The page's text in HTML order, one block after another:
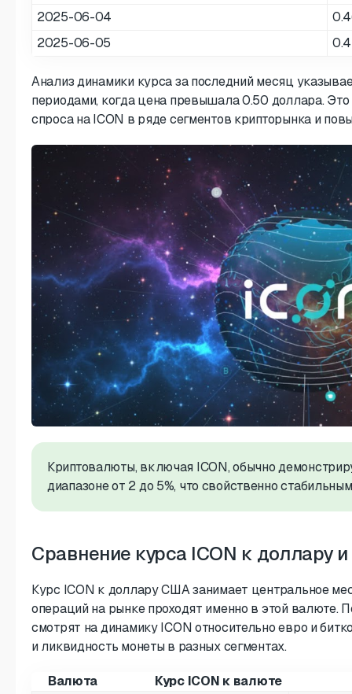
2025-06-04
2025-06-05
Анализ динамики курса за последний месяц
периодами, когда цена превышала 0.50 доллара.
спроса на ICON в ряде сегментов крипторынка и
Криптовалюты, включая ICON, обычно
диапазоне от 2 до 5%, что свойственно
Сравнение курса ICON к доллару
Курс ICON к доллару США занимает центральное
операций на рынке проходят именно в этой валюте.
смотрят на динамику ICON относительно евро и
и ликвидность монеты в разных сегментах.
Валюта Курс ICON к валюте